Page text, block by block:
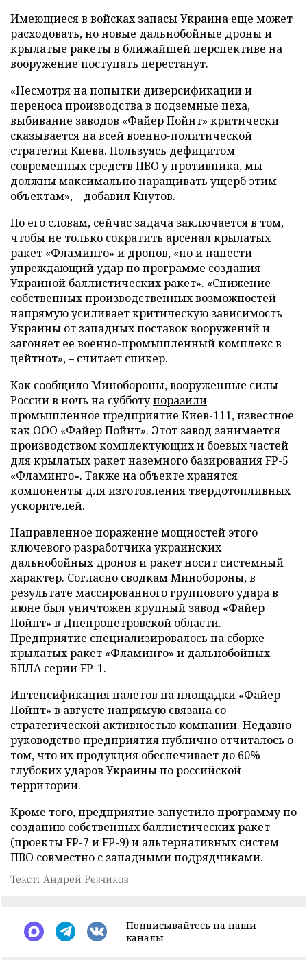
Имеющиеся в войсках запасы Украина еще может
расходовать, но новые дальнобойные дроны и
крылатые ракеты в ближайшей перспективе на
вооружение поступать перестанут.
«Несмотря на попытки диверсификации и
переноса производства в подземные цеха,
выбивание заводов «Файер Пойнт» критически
сказывается на всей военно-политической
стратегии Киева. Пользуясь дефицитом
современных средств ПВО у противника, мы
должны максимально наращивать ущерб этим
объектам», – добавил Кнутов.
По его словам, сейчас задача заключается в том,
чтобы не только сократить арсенал крылатых
ракет «Фламинго» и дронов, «но и нанести
упреждающий удар по программе создания
Украиной баллистических ракет». «Снижение
собственных производственных возможностей
напрямую усиливает критическую зависимость
Украины от западных поставок вооружений и
загоняет ее военно-промышленный комплекс в
цейтнот», – считает спикер.
Как сообщило Минобороны, вооруженные силы
России в ночь на субботупоразили
промышленное предприятие Киев-111, известное
как ООО «Файер Пойнт». Этот завод занимается
производством комплектующих и боевых частей
для крылатых ракет наземного базирования FP-5
«Фламинго». Также на объекте хранятся
компоненты для изготовления твердотопливных
ускорителей.
Направленное поражение мощностей этого
ключевого разработчика украинских
дальнобойных дронов и ракет носит системный
характер. Согласно сводкам Минобороны, в
результате массированного группового удара в
июне был уничтожен крупный завод «Файер
Пойнт» в Днепропетровской области.
Предприятие специализировалось на сборке
крылатых ракет «Фламинго» и дальнобойных
БПЛА серии FP-1.
Интенсификация налетов на площадки «Файер
Пойнт» в августе напрямую связана со
стратегической активностью компании. Недавно
руководство предприятия публично отчиталось о
том, что их продукция обеспечивает до 60%
глубоких ударов Украины по российской
территории.
Кроме того, предприятие запустило программу по
созданию собственных баллистических ракет
(проекты FP-7 и FP-9) и альтернативных систем
ПВО совместно с западными подрядчиками.
Текст: Андрей Резчиков
Подписывайтесь на наши
каналы